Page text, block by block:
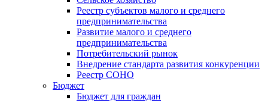
Реестр субъектов малого и среднего
предпринимательства
Развитие малого и среднего
предпринимательства
Потребительский рынок
Внедрение стандарта развития конкуренции
Реестр СОНО
Бюджет
Бюджет для граждан